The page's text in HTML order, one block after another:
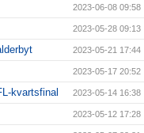
2023-06-08 09:58
2023-05-28 09:13
2023-05-21 17:44
2023-05-17 20:52
kvartsfinal 2023-05-14 16:38
2023-05-12 17:28